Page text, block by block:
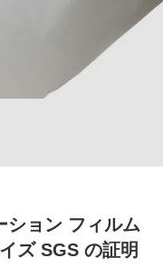
ョン フィルム
ズ SGS の証明